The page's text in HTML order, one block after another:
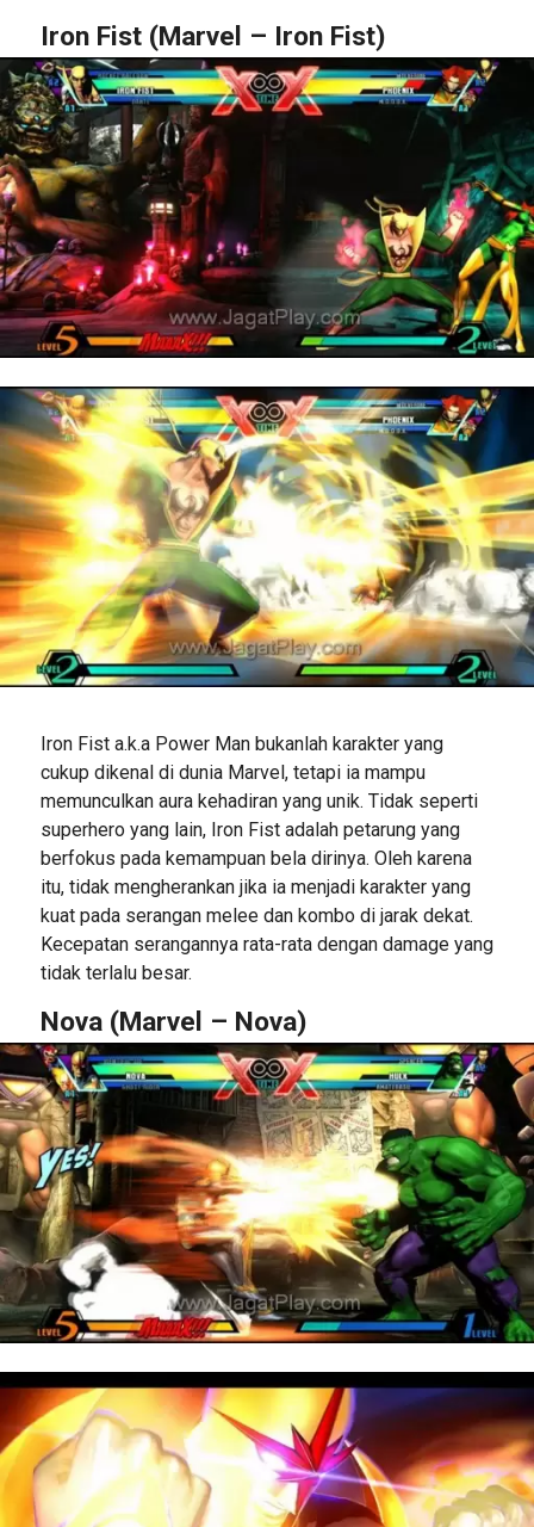
Iron Fist (Marvel – Iron Fist)
Iron Fist a.k.a Power Man bukanlah karakter yang
cukup dikenal di dunia Marvel, tetapi ia mampu
memunculkan aura kehadiran yang unik. Tidak seperti
superhero yang lain, Iron Fist adalah petarung yang
berfokus pada kemampuan bela dirinya. Oleh karena
itu, tidak mengherankan jika ia menjadi karakter yang
kuat pada serangan melee dan kombo di jarak dekat.
Kecepatan serangannya rata-rata dengan damage yang
tidak terlalu besar.
Nova (Marvel – Nova)